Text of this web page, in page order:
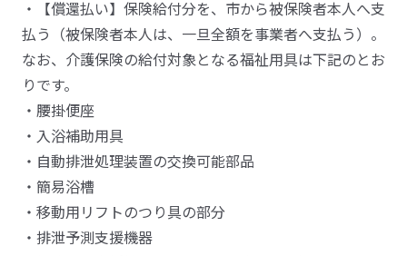
・【償還払い】保険給付分を、市から被保険者本人へ支
払う（被保険者本人は、一旦全額を事業者へ支払う）。
なお、介護保険の給付対象となる福祉用具は下記のとお
りです。
・腰掛便座
・入浴補助用具
・自動排泄処理装置の交換可能部品
・簡易浴槽
・移動用リフトのつり具の部分
・排泄予測支援機器